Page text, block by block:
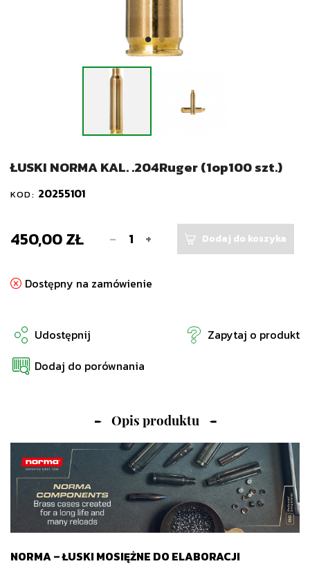
ŁUSKI NORMA KAL. .204Ruger (1op100 szt.)
KOD: 20255101
450,00 ZŁ - + Dodaj do koszyka
Dostępny na zamówienie
Udostępnij
Zapytaj o produkt
Dodaj do porównania
Opis produktu
NORMA – ŁUSKI MOSIĘŻNE DO ELABORACJI